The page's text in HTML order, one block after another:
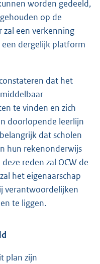
worden gedeeld,
op de
een verkenning
dergelijk platform
dat het
te vinden en zich
doorlopende leerlijn
dat scholen
hun rekenonderwijs
reden zal OCW de
het eigenaarschap
verantwoordelijken
te liggen.
plan zijn